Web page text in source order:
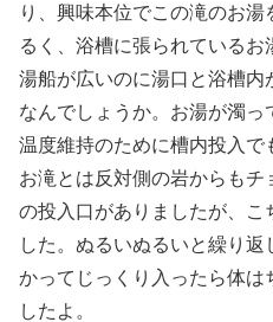
り、興味本位でこの滝のお
るく、浴槽に張られているお
湯船が広いのに湯口と浴槽
なんでしょうか。お湯が濁っ
温度維持のために槽内投入
お滝とは反対側の岩からも
の投入口がありましたが、
した。ぬるいぬるいと繰り
かってじっくり入ったら体は
したよ。